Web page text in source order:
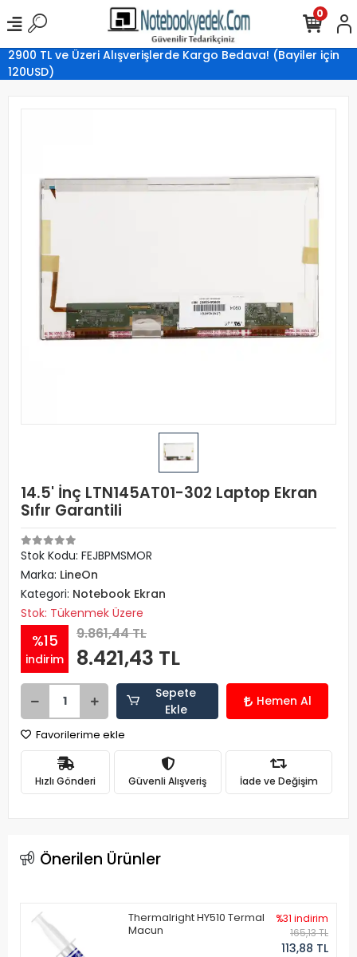
2900 TL ve Üzeri Alışverişlerde Kargo Bedava! (Bayiler için
120USD)
0
14.5' İnç LTN145AT01-302 Laptop Ekran
Sıfır Garantili
Stok Kodu: FEJBPMSMOR
Marka: LineOn
Kategori: Notebook Ekran
Stok: Tükenmek Üzere
%15
indirim
9.861,44 TL
8.421,43 TL
Sepete
Ekle
Hemen Al
Favorilerime ekle
Hızlı Gönderi Güvenli Alışveriş İade ve Değişim
Önerilen Ürünler
Thermalright HY510 Termal
Macun
%31 indirim
165,13 TL
113,88 TL